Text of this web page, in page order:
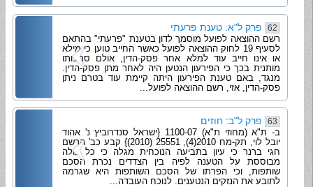
פרק ל"א: טענת פרעתי
רשם ההוצאה לפועל מוסמך לדון בטענת "פרעתי" בהתאם
לסעיף 19 לחוק ההוצאה לפועל כאשר החייב טוען כי מילא
או אינו חייב עוד למלא אחר פסק-הדין, אולם סמכותו
מותנית בכך כי הפירעון הנטען היה לאחר מתן פסק-הדין.
מנגד, באם טענת הפירעון היתה קיימת עוד בטרם ניתן
פסק-הדין, אזי, רשם ההוצאה לפועל...
פרק ל"ב: חוזים
ב- ת"א (מחוזי ת"א) 1100-07 {ישראל סנדרוביץ נ' אהוד
יובל לוי, תק-מח 2010(4), 25551 (2010)} קבע כב' הרשם
חגי ברנר כי עיון בתביעה הנוכחית מגלה כי כל כולה
מבוססת על הטענה לפיה בין הצדדים נכרת הסכם
שותפות, וכי הפרתו של הסכם השותפות היא שגרמה
לתובע את הנזקים הנטענים. לנוכח העובדה...